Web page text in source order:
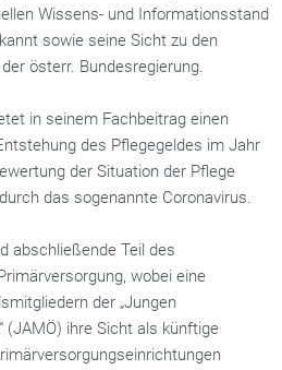
Wissens- und Informationsstand
sowie seine Sicht zu den
österr. Bundesregierung.
in seinem Fachbeitrag einen
des Pflegegeldes im Jahr
der Situation der Pflege
das sogenannte Coronavirus.
abschließende Teil des
wobei eine
der „Jungen
(JAMÖ) ihre Sicht als künftige